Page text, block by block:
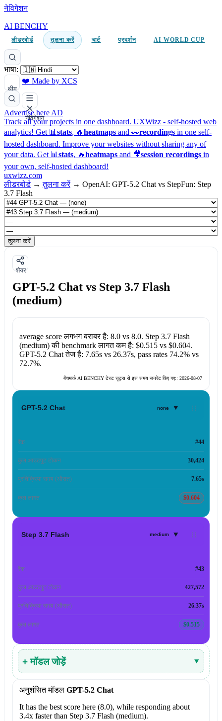
नेविगेशन
AI BENCHY
लीडरबोर्ड तुलना करें चार्ट प्रदर्शन AI WORLD CUP
भाषा:
थीम
❤️ Made by XCS
नेविगेशन
Advertise here AD
Track all your projects in one dashboard. UXWizz - self-hosted web
analytics! Get 📊 stats, 🔥heatmaps and 👀recordings in one self-
hosted dashboard. Improve your websites without sharing any of
your data. Get 📊 stats, 🔥heatmaps and 🎥session recordings in
your own, self-hosted dashboard!
uxwizz.com
लीडरबोर्ड → तुलना करें → OpenAI: GPT-5.2 Chat vs StepFun: Step
3.7 Flash
तुलना करें
शेयर
GPT-5.2 Chat vs Step 3.7 Flash
(medium)
average score लगभग बराबर है: 8.0vs 8.0. Step 3.7 Flash
(medium)की benchmark लागत कम है: $0.515vs $0.604.
GPT-5.2 Chatतेज है: 7.65svs 26.37s, pass rates 74.2%vs
72.7%.
बेंचमार्क AI BENCHY टेस्ट सूट्स से इस समय जनरेट किए गए:: 2026-08-07
GPT-5.2 Chat none ▾
रैंक #44
कुल आउटपुट टोकन 30,424
प्रतिक्रिया समय (औसत) 7.65s
कुल लागत $0.604
Step 3.7 Flash medium ▾
रैंक #43
कुल आउटपुट टोकन 427,572
प्रतिक्रिया समय (औसत) 26.37s
कुल लागत $0.515
+ मॉडल जोड़ें ▾
अनुशंसित मॉडल GPT-5.2 Chat
It has the best score here (8.0), while responding about
3.4x faster than Step 3.7 Flash (medium).